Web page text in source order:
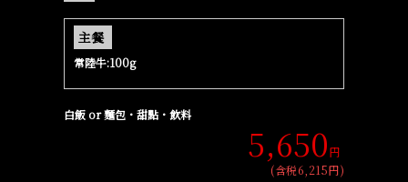
主餐
常陸牛:100g
白飯 or 麵包・甜點・飲料
5,650円
(含税6,215円)